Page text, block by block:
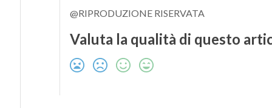
@RIPRODUZIONE RISERVATA
Valuta la qualità di questo